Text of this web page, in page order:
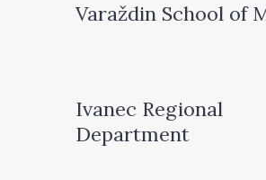
Varaždin School of
Ivanec Regional
Department